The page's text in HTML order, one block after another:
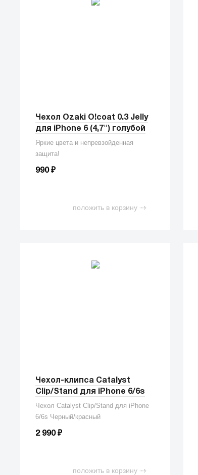
Чехол Ozaki O!coat 0.3 Jelly
для iPhone 6 (4,7") голубой
Яркие цвета и непревзойденная
защита!
990₽
положить в корзину
Чехол-клипса Catalyst
Clip/Stand для iPhone 6/6s
Чехол Catalyst Clip/Stand для iPhone
6/6s Черный/красный
2 990₽
положить в корзину